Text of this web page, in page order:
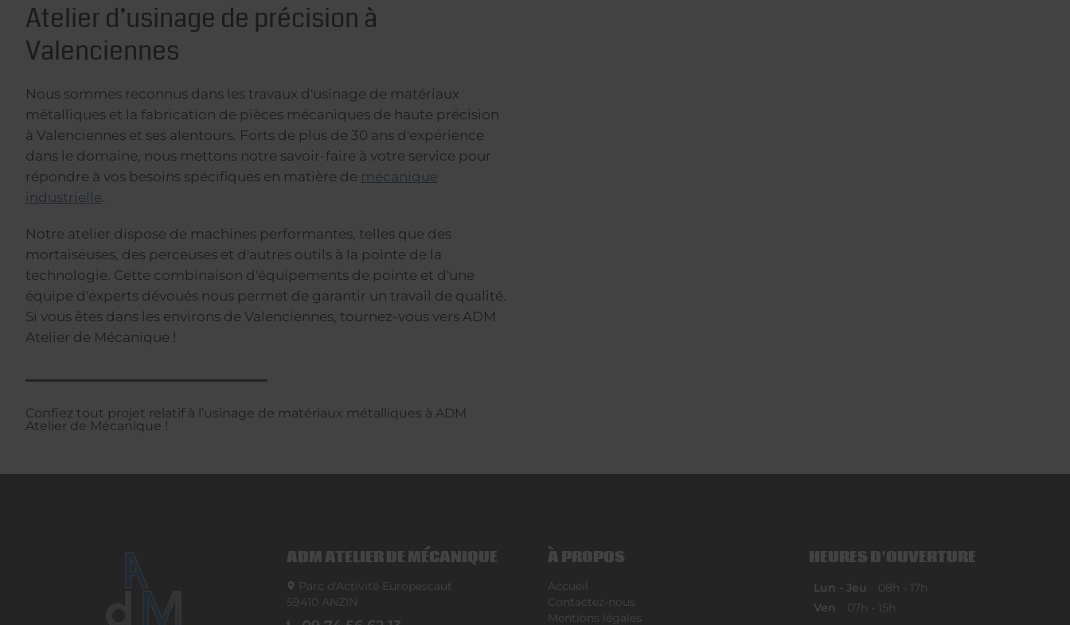
Atelier d’usinage de précision à
Valenciennes
Nous sommes reconnus dans les travaux d'usinage de matériaux
métalliques et la fabrication de pièces mécaniques de haute précision
à Valenciennes et ses alentours. Forts de plus de 30 ans d'expérience
dans le domaine, nous mettons notre savoir-faire à votre service pour
répondre à vos besoins spécifiques en matière de mécanique
industrielle.
Notre atelier dispose de machines performantes, telles que des
mortaiseuses, des perceuses et d'autres outils à la pointe de la
technologie. Cette combinaison d'équipements de pointe et d'une
équipe d'experts dévoués nous permet de garantir un travail de qualité.
Si vous êtes dans les environs de Valenciennes, tournez-vous vers ADM
Atelier de Mécanique !
Confiez tout projet relatif à l’usinage de matériaux métalliques à ADM
Atelier de Mécanique !
ADM ATELIER DE MÉCANIQUE
Parc d'Activité Europescaut
59410 ANZIN
HEURES D'OUVERTURE
Lun - Jeu
08h - 17h
Ven
07h - 15h
À PROPOS
Accueil
Contactez-nous
Mentions légales